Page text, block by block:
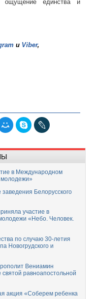
ощущение единства и
и Viber,
в Международном
Белорусского
участие в
«Небо. Человек.
по случаю 30-летия
Новогрудского и
Вениамин
равноапостольной
акция «Соберем ребенка